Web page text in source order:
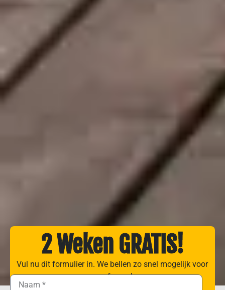
2 Weken GRATIS!
Vul nu dit formulier in. We bellen zo snel mogelijk voor
een afspraak.